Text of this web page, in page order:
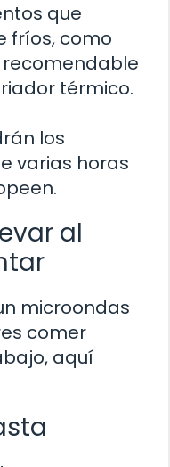
que
fríos, como
recomendable
térmico.
los
varias horas
al
microondas
comer
aquí